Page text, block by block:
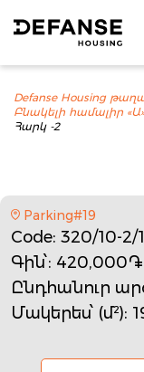
Defanse Housing
Բնակելի համալիր «Ա»
Հարկ -2
Parking#19
Code: 320/10-2/1
Գին՝: 420,000֏
Ընդհանուր
Մակերես՝ (մ²):